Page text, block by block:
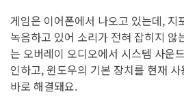
게임은 이어폰에서 나오고 있는데, 지
녹음하고 있어 소리가 전혀 잡히지 않
는 오버레이 오디오에서 시스템 사운
인하고, 윈도우의 기본 장치를 현재
바로 해결돼요.